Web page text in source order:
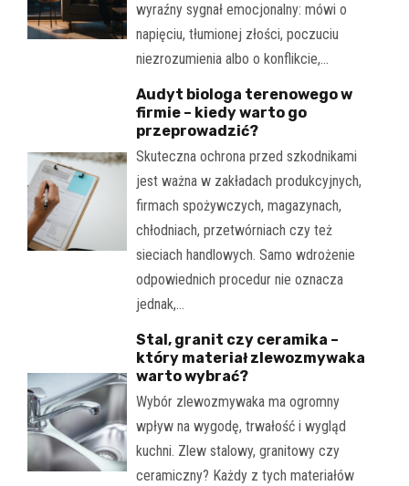
wyraźny sygnał emocjonalny: mówi o
napięciu, tłumionej złości, poczuciu
niezrozumienia albo o konflikcie,…
Audyt biologa terenowego w
firmie – kiedy warto go
przeprowadzić?
Skuteczna ochrona przed szkodnikami
jest ważna w zakładach produkcyjnych,
firmach spożywczych, magazynach,
chłodniach, przetwórniach czy też
sieciach handlowych. Samo wdrożenie
odpowiednich procedur nie oznacza
jednak,…
Stal, granit czy ceramika –
który materiał zlewozmywaka
warto wybrać?
Wybór zlewozmywaka ma ogromny
wpływ na wygodę, trwałość i wygląd
kuchni. Zlew stalowy, granitowy czy
ceramiczny? Każdy z tych materiałów